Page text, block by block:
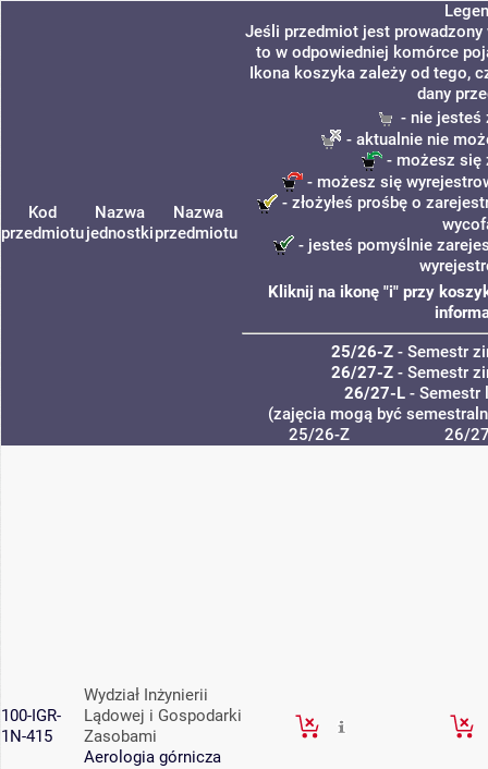
Kod
przedmiotu
Nazwa
jednostki
Nazwa
przedmiotu
Jeśli przedmiot jest prowadzony
to w odpowiedniej komórce
Ikona koszyka zależy od tego,
dany
- nie jesteś
- aktualnie nie
- możesz się
- możesz się
- złożyłeś prośbę o
- jesteś pomyślnie
Kliknij na ikonę "i" przy
25/26-Z - Semestr
26/27-Z - Semestr
26/27-L -
(zajęcia mogą być
25/26-Z
26/
100-IGR-
1N-415
Wydział Inżynierii
Lądowej i Gospodarki
Zasobami
Aerologia górnicza